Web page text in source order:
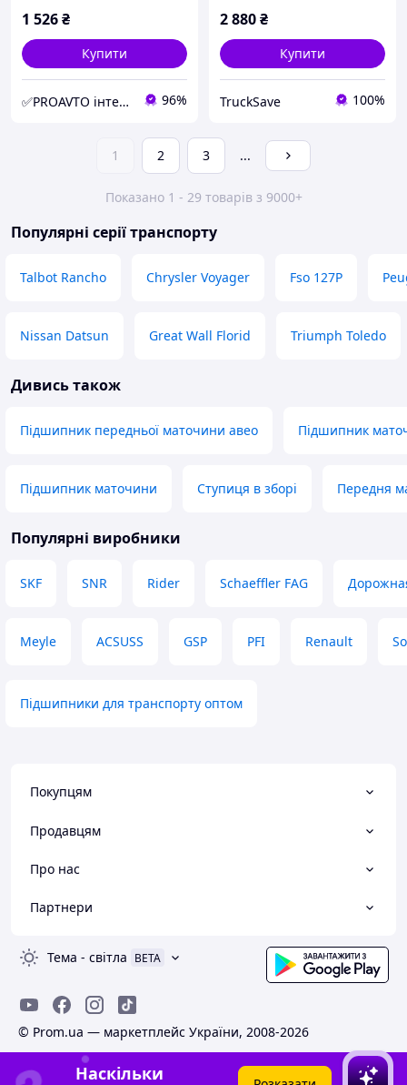
1 526₴
Купити
✅PROAVTO інтернет-магазин автозапчастин 96%
2 880₴
Купити
TruckSave 100%
1 2 3 ...
Показано 1 - 29 товарів з 9000+
Популярні серії транспорту
Talbot Rancho Chrysler Voyager Fso 127P
Nissan Datsun Great Wall Florid Triumph Toledo
Дивись також
Підшипник передньої маточини авео Підшипник
Підшипник маточини Ступиця в зборі Передня
Популярні виробники
SKF SNR Rider Schaeffler FAG
Meyle ACSUSS GSP PFI Renault
Підшипники для транспорту оптом
Покупцям
Продавцям
Про нас
Партнери
Тема - світла BETA
© Prom.ua — маркетплейс України, 2008-2026
Наскільки